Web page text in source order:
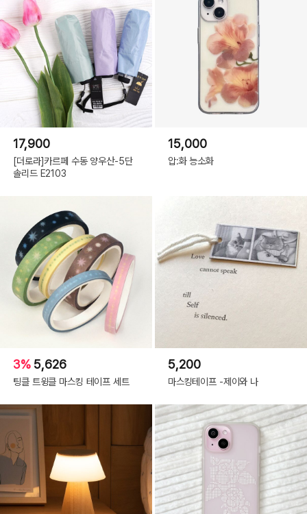
17,900
[더로라]카르페 수동 양우산-5단
솔리드 E2103
15,000
압:화 능소화
3% 5,626
팅클 트윙클 마스킹 테이프 세트
5,200
마스킹테이프 -제이와 나